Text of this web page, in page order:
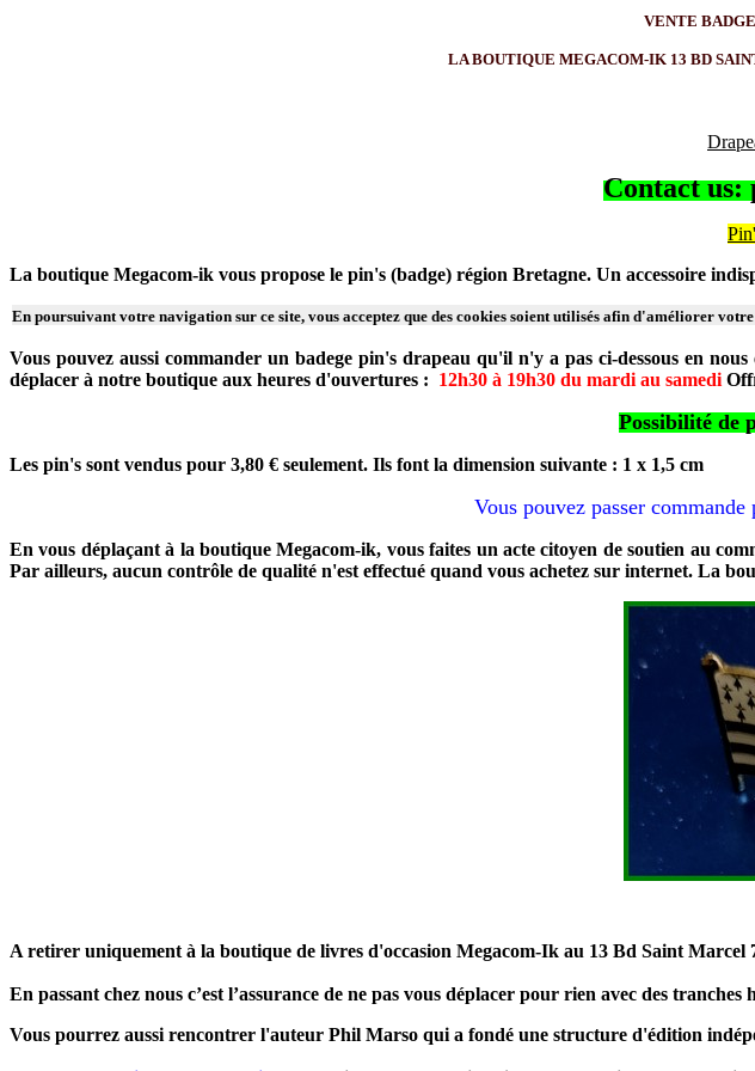
VENTE
LA BOUTIQUE MEGACOM-IK 13 BD
Contact us:
La boutique Megacom-ik vous propose le pin's (badge) région Bretagne. Un accessoire
En poursuivant votre navigation sur ce site, vous acceptez que des cookies soient utilisés afin d'améliorer
Vous pouvez aussi commander un badege pin's drapeau qu'il n'y a pas ci-dessous en
déplacer à notre boutique aux heures d'ouvertures : 12h30 à 19h30 du mardi au samedi
Possibilité de
Les pin's sont vendus pour 3,80 € seulement. Ils font la dimension suivante : 1 x 1,5 cm
Vous pouvez passer
En vous déplaçant à la boutique Megacom-ik, vous faites un acte citoyen de soutien au
Par ailleurs, aucun contrôle de qualité n'est effectué quand vous achetez sur internet. La
A retirer uniquement à la boutique de livres d'occasion Megacom-Ik au 13 Bd Saint
En passant chez nous c’est l’assurance de ne pas vous déplacer pour rien avec des tranches
Vous pourrez aussi rencontrer l'auteur Phil Marso qui a fondé une structure d'édition